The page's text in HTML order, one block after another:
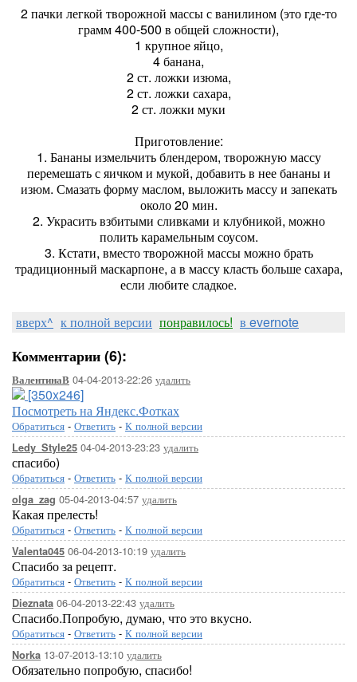
2 пачки легкой творожной массы с ванилином (это где-то
грамм 400-500 в общей сложности),
1 крупное яйцо,
4 банана,
2 ст. ложки изюма,
2 ст. ложки сахара,
2 ст. ложки муки
Приготовление:
1. Бананы измельчить блендером, творожную массу
перемешать с яичком и мукой, добавить в нее бананы и
изюм. Смазать форму маслом, выложить массу и запекать
около 20 мин.
2. Украсить взбитыми сливками и клубникой, можно
полить карамельным соусом.
3. Кстати, вместо творожной массы можно брать
традиционный маскарпоне, а в массу класть больше сахара,
если любите сладкое.
вверх^ к полной версии понравилось! в evernote
Комментарии (6):
ВалентинаВ 04-04-2013-22:26 удалить
[350x246]
Посмотреть на Яндекс.Фотках
Обратиться - Ответить - К полной версии
Ledy_Style25 04-04-2013-23:23 удалить
спасибо)
Обратиться - Ответить - К полной версии
olga_zag 05-04-2013-04:57 удалить
Какая прелесть!
Обратиться - Ответить - К полной версии
Valenta045 06-04-2013-10:19 удалить
Спасибо за рецепт.
Обратиться - Ответить - К полной версии
Dieznata 06-04-2013-22:43 удалить
Спасибо.Попробую, думаю, что это вкусно.
Обратиться - Ответить - К полной версии
Norka 13-07-2013-13:10 удалить
Обязательно попробую, спасибо!